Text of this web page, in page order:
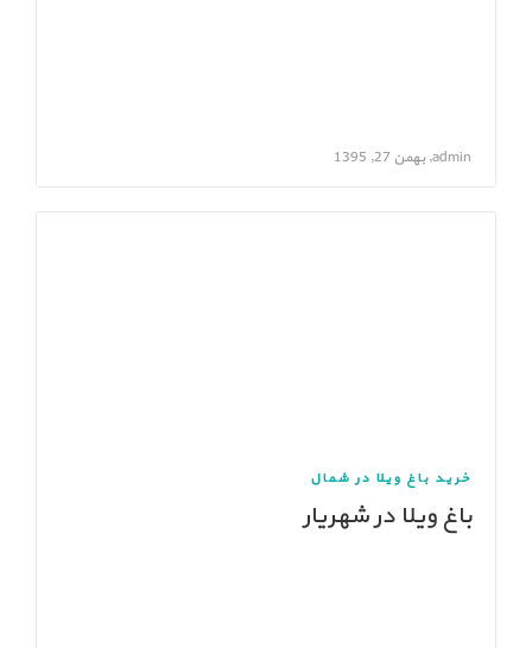
admin, بهمن 27, 1395
خرید باغ ویلا در شمال
باغ ویلا در شهریار